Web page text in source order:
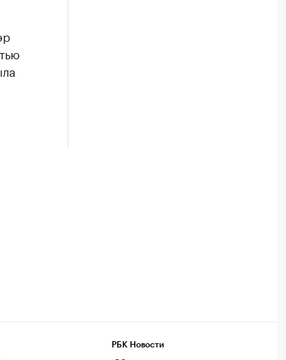
РБК Новости